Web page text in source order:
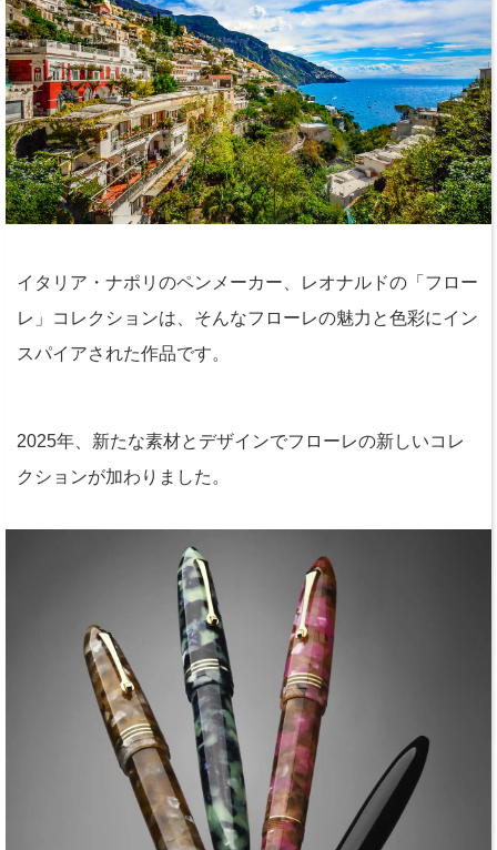
イタリア・ナポリのペンメーカー、レオナルドの「フロー
レ」コレクションは、そんなフローレの魅力と色彩にイン
スパイアされた作品です。
2025年、新たな素材とデザインでフローレの新しいコレ
クションが加わりました。